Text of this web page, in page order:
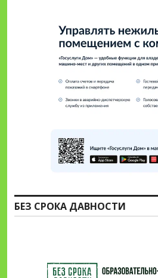
БЕЗ СРОКА ДАВНОСТИ